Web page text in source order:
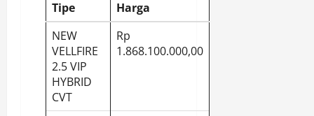
Tipe
Harga
NEW
VELLFIRE
2.5 VIP
HYBRID
CVT
Rp
1.868.100.000,00